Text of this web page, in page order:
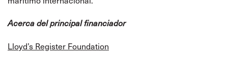
Acerca del principal financiador
Lloyd’s Register Foundation